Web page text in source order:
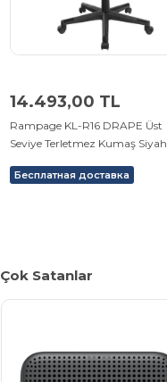
14.493,00 TL
Rampage KL-R16 DRAPE Üst
Seviye Terletmez Kumaş Siyah
Бесплатная доставка
Çok Satanlar